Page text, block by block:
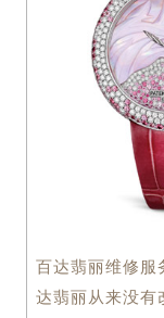
百达翡丽维修服
达翡丽从来没有